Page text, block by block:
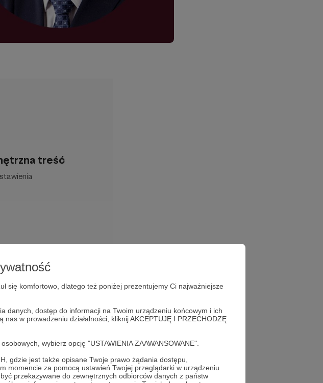
się komfortowo, dlatego też poniżej prezentujemy Ci najważniejsze
danych, dostęp do informacji na Twoim urządzeniu końcowym i ich
w prowadzeniu działalności, kliknij AKCEPTUJĘ I PRZECHODZĘ
wybierz opcję "USTAWIENIA ZAAWANSOWANE".
gdzie jest także opisane Twoje prawo żądania dostępu,
momencie za pomocą ustawień Twojej przeglądarki w urządzeniu
przekazywane do zewnętrznych odbiorców danych z państw
treść
Wideo